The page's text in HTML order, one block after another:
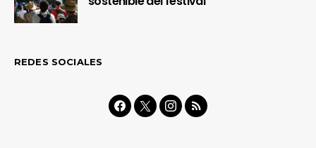
REDES SOCIALES